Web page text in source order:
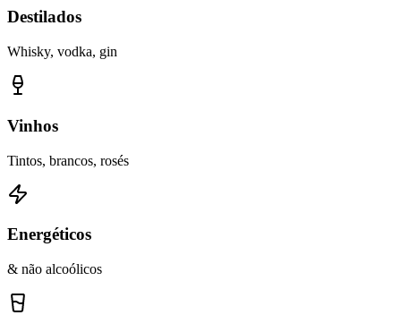
Destilados
Whisky, vodka, gin
Vinhos
Tintos, brancos, rosés
Energéticos
& não alcoólicos